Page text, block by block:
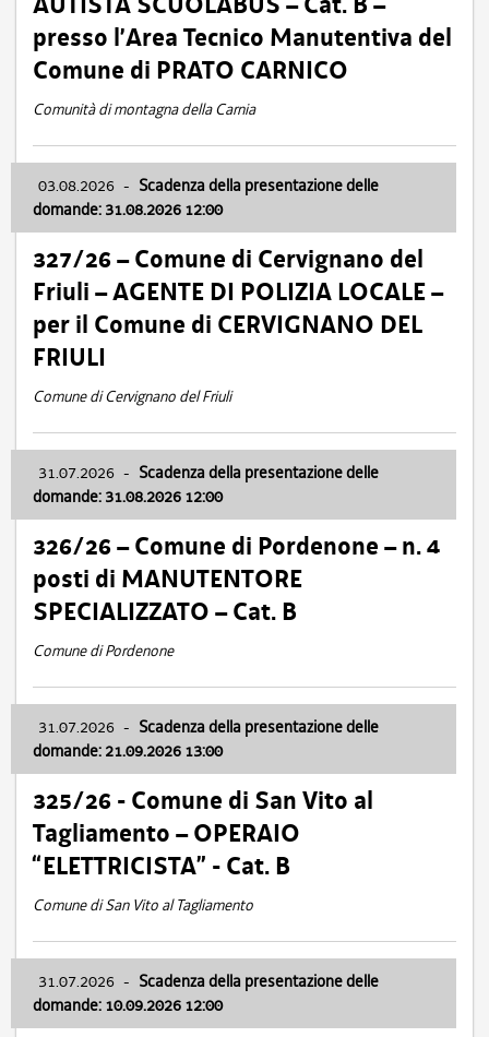
presso l’Area Tecnico Manutentiva del
Comune di PRATO CARNICO
Comunità di montagna della Carnia
03.08.2026 - Scadenza della presentazione delle
domande: 31.08.2026 12:00
327/26 – Comune di Cervignano del
Friuli – AGENTE DI POLIZIA LOCALE –
per il Comune di CERVIGNANO DEL
FRIULI
Comune di Cervignano del Friuli
31.07.2026 - Scadenza della presentazione delle
domande: 31.08.2026 12:00
326/26 – Comune di Pordenone – n. 4
posti di MANUTENTORE
SPECIALIZZATO – Cat. B
Comune di Pordenone
31.07.2026 - Scadenza della presentazione delle
domande: 21.09.2026 13:00
325/26 - Comune di San Vito al
Tagliamento – OPERAIO
“ELETTRICISTA” - Cat. B
Comune di San Vito al Tagliamento
31.07.2026 - Scadenza della presentazione delle
domande: 10.09.2026 12:00